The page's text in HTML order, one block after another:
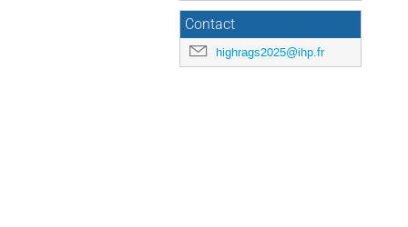
Contact
highrags2025@ihp.fr